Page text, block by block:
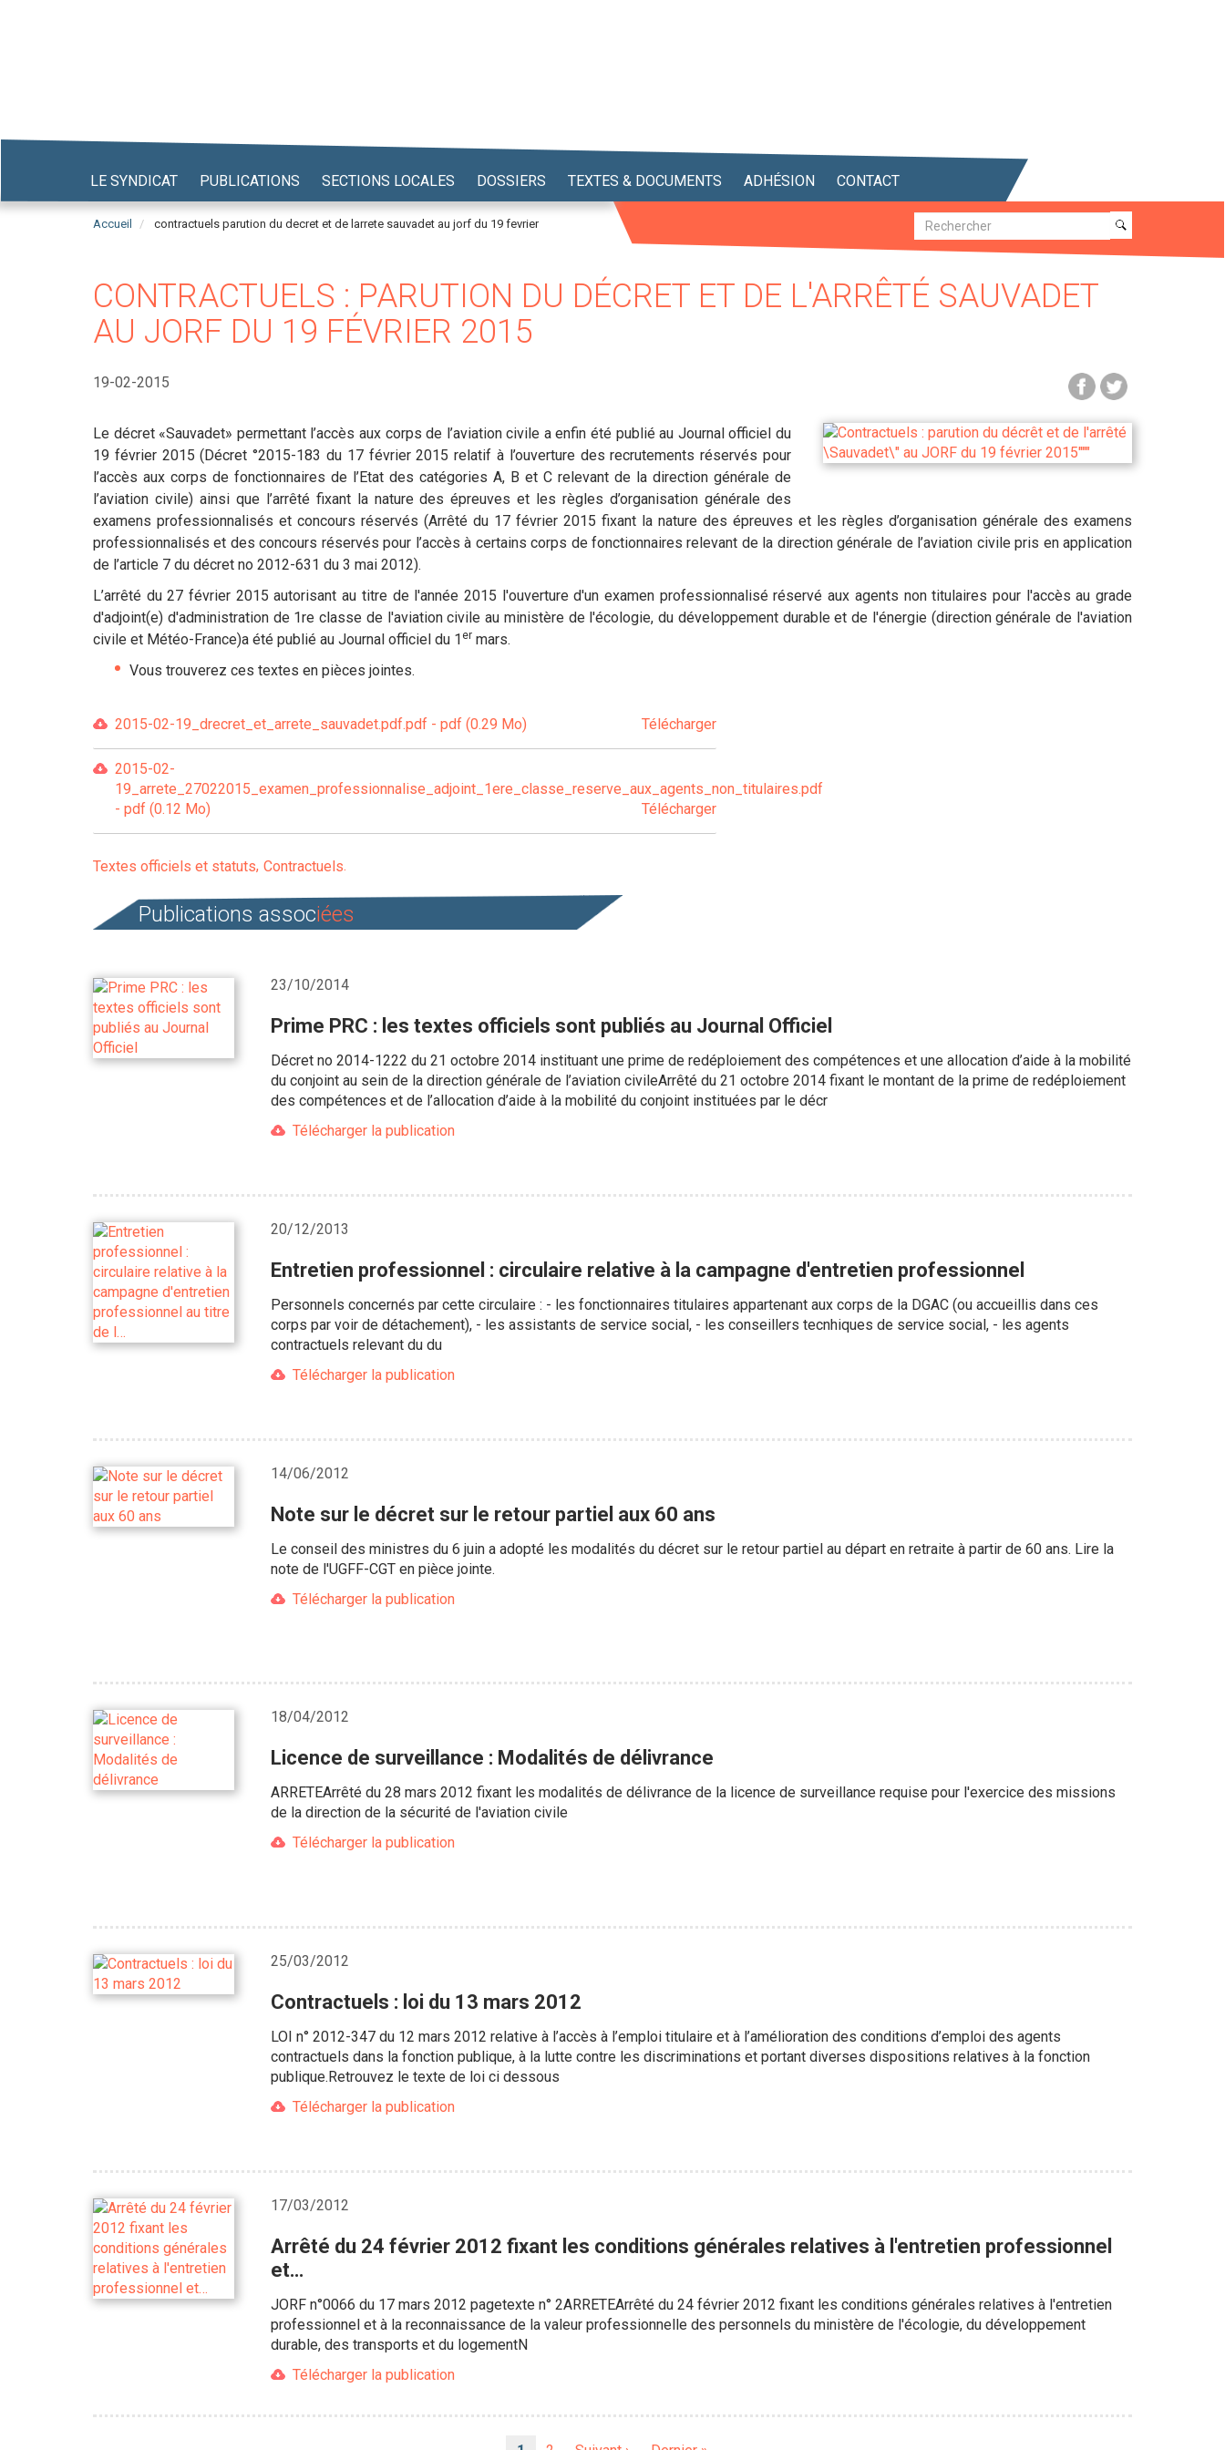
LE SYNDICAT PUBLICATIONS SECTIONS LOCALES DOSSIERS TEXTES & DOCUMENTS ADHÉSION CONTACT
Accueil contractuels parution du decret et de larrete sauvadet au jorf du 19 fevrier Recherche
Recherche
CONTRACTUELS : PARUTION DU DÉCRET ET DE L'ARRÊTÉ SAUVADET
AU JORF DU 19 FÉVRIER 2015
19-02-2015
Le décret «Sauvadet» permettant l’accès aux corps de l’aviation civile a enfin été publié au Journal officiel du
19 février 2015 (Décret °2015-183 du 17 février 2015 relatif à l’ouverture des recrutements réservés pour
l’accès aux corps de fonctionnaires de l’Etat des catégories A, B et C relevant de la direction générale de
l’aviation civile) ainsi que l’arrêté fixant la nature des épreuves et les règles d’organisation générale des
examens professionnalisés et concours réservés (Arrêté du 17 février 2015 fixant la nature des épreuves et les règles d’organisation générale des examens
professionnalisés et des concours réservés pour l’accès à certains corps de fonctionnaires relevant de la direction générale de l’aviation civile pris en application
de l’article 7 du décret no 2012-631 du 3 mai 2012).
L’arrêté du 27 février 2015 autorisant au titre de l'année 2015 l'ouverture d'un examen professionnalisé réservé aux agents non titulaires pour l'accès au grade
d'adjoint(e) d'administration de 1re classe de l'aviation civile au ministère de l'écologie, du développement durable et de l'énergie (direction générale de l'aviation
civile et Météo-France)a été publié au Journal officiel du 1 er mars.
Vous trouverez ces textes en pièces jointes.
2015-02-19_drecret_et_arrete_sauvadet.pdf.pdf - pdf (0.29 Mo) Télécharger
2015-02-
19_arrete_27022015_examen_professionnalise_adjoint_1ere_classe_reserve_aux_agents_non_titulaires.pdf
- pdf (0.12 Mo)
Télécharger
Textes officiels et statuts Contractuels
Publications associées
23/10/2014
Prime PRC : les textes officiels sont publiés au Journal Officiel
Décret no 2014-1222 du 21 octobre 2014 instituant une prime de redéploiement des compétences et une allocation d’aide à la mobilité
du conjoint au sein de la direction générale de l’aviation civileArrêté du 21 octobre 2014 fixant le montant de la prime de redéploiement
des compétences et de l’allocation d’aide à la mobilité du conjoint instituées par le décr
Télécharger la publication
20/12/2013
Entretien professionnel : circulaire relative à la campagne d'entretien professionnel
Personnels concernés par cette circulaire : - les fonctionnaires titulaires appartenant aux corps de la DGAC (ou accueillis dans ces
corps par voir de détachement), - les assistants de service social, - les conseillers tecnhiques de service social, - les agents
contractuels relevant du du
Télécharger la publication
14/06/2012
Note sur le décret sur le retour partiel aux 60 ans
Le conseil des ministres du 6 juin a adopté les modalités du décret sur le retour partiel au départ en retraite à partir de 60 ans. Lire la
note de l'UGFF-CGT en pièce jointe.
Télécharger la publication
18/04/2012
Licence de surveillance : Modalités de délivrance
ARRETEArrêté du 28 mars 2012 fixant les modalités de délivrance de la licence de surveillance requise pour l'exercice des missions
de la direction de la sécurité de l'aviation civile
Télécharger la publication
25/03/2012
Contractuels : loi du 13 mars 2012
LOI n° 2012-347 du 12 mars 2012 relative à l’accès à l’emploi titulaire et à l’amélioration des conditions d’emploi des agents
contractuels dans la fonction publique, à la lutte contre les discriminations et portant diverses dispositions relatives à la fonction
publique.Retrouvez le texte de loi ci dessous
Télécharger la publication
17/03/2012
Arrêté du 24 février 2012 fixant les conditions générales relatives à l'entretien professionnel
et…
JORF n°0066 du 17 mars 2012 pagetexte n° 2ARRETEArrêté du 24 février 2012 fixant les conditions générales relatives à l'entretien
professionnel et à la reconnaissance de la valeur professionnelle des personnels du ministère de l'écologie, du développement
durable, des transports et du logementN
Télécharger la publication